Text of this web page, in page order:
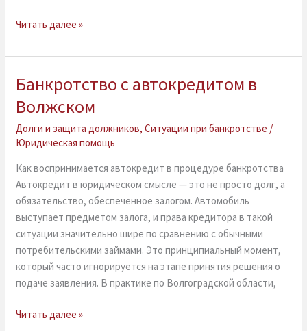
Читать далее »
Банкротство с автокредитом в
Волжском
Долги и защита должников,Ситуации при банкротстве /
Юридическая помощь
Как воспринимается автокредит в процедуре банкротства
Автокредит в юридическом смысле — это не просто долг, а
обязательство, обеспеченное залогом. Автомобиль
выступает предметом залога, и права кредитора в такой
ситуации значительно шире по сравнению с обычными
потребительскими займами. Это принципиальный момент,
который часто игнорируется на этапе принятия решения о
подаче заявления. В практике по Волгоградской области,
Банкротство
автокредитом
в
Волжском
Читать далее »